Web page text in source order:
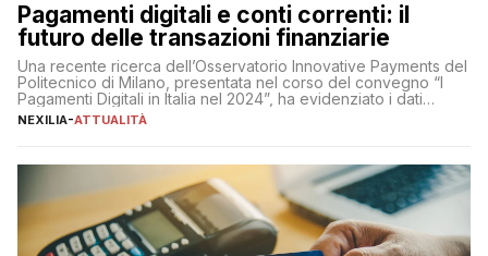
Pagamenti digitali e conti correnti: il
futuro delle transazioni finanziarie
Una recente ricerca dell’Osservatorio Innovative Payments del
Politecnico di Milano, presentata nel corso del convegno “I
Pagamenti Digitali in Italia nel 2024”, ha evidenziato i dati
definitivi del primo semestre 2024 relativamente alle
NEXILIA-ATTUALITÀ